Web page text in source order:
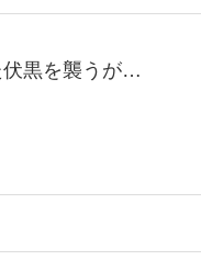
伏黒を襲うが…